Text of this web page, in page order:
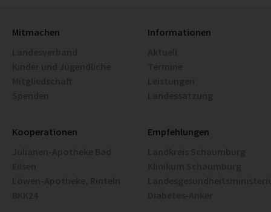
Mitmachen
Informationen
Kooperationen
Empfehlungen